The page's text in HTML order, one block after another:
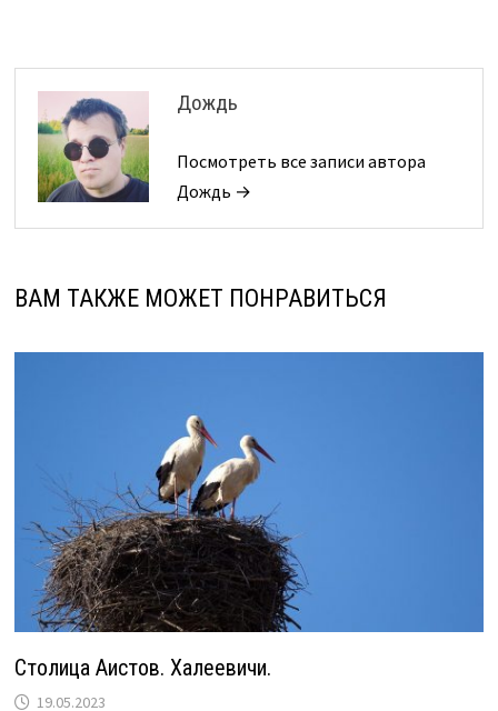
Дождь
Посмотреть все записи автора
Дождь →
ВАМ ТАКЖЕ МОЖЕТ ПОНРАВИТЬСЯ
Столица Аистов. Халеевичи.
19.05.2023